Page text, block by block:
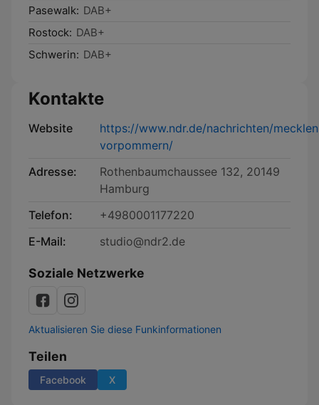
Pasewalk: DAB+
Rostock: DAB+
Schwerin: DAB+
Kontakte
Website
https://www.ndr.de/nachrichten/
vorpommern/
Adresse:
Rothenbaumchaussee 132, 20149
Hamburg
Telefon:
+4980001177220
E-Mail:
studio@ndr2.de
Soziale Netzwerke
Aktualisieren Sie diese Funkinformationen
Teilen
Facebook X